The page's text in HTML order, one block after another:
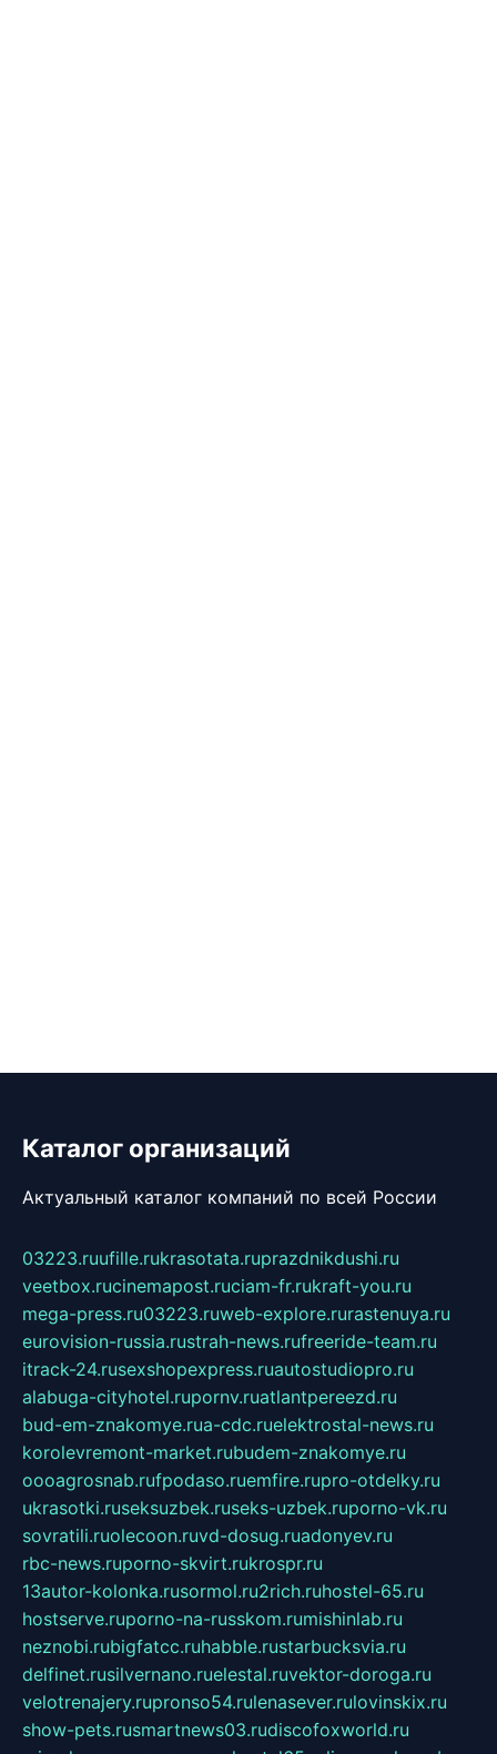
Каталог организаций
Актуальный каталог компаний по всей России
03223.ruufille.rukrasotata.ruprazdnikdushi.ru
veetbox.rucinemapost.ruciam-fr.rukraft-you.ru
mega-press.ru03223.ruweb-explore.rurastenuya.ru
eurovision-russia.rustrah-news.rufreeride-team.ru
itrack-24.rusexshopexpress.ruautostudiopro.ru
alabuga-cityhotel.rupornv.ruatlantpereezd.ru
bud-em-znakomye.rua-cdc.ruelektrostal-news.ru
korolevremont-market.rubudem-znakomye.ru
oooagrosnab.rufpodaso.ruemfire.rupro-otdelky.ru
ukrasotki.ruseksuzbek.ruseks-uzbek.ruporno-vk.ru
sovratili.ruolecoon.ruvd-dosug.ruadonyev.ru
rbc-news.ruporno-skvirt.rukrospr.ru
13autor-kolonka.rusormol.ru2rich.ruhostel-65.ru
hostserve.ruporno-na-russkom.rumishinlab.ru
neznobi.rubigfatcc.ruhabble.rustarbucksvia.ru
delfinet.rusilvernano.ruelestal.ruvektor-doroga.ru
velotrenajery.rupronso54.rulenasever.rulovinskix.ru
show-pets.rusmartnews03.rudiscofoxworld.ru